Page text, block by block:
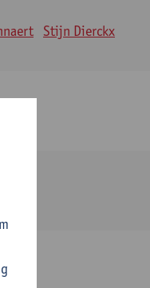
Stijn Dierckx